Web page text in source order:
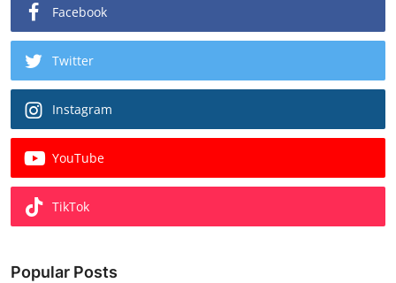
Facebook
Twitter
Instagram
YouTube
TikTok
Popular Posts